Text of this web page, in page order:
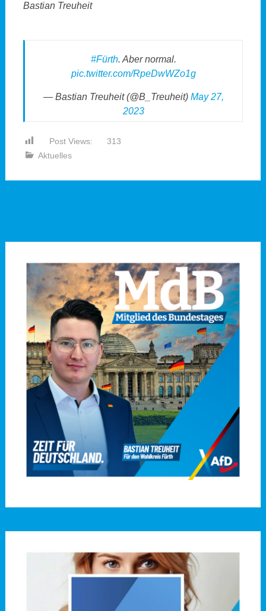
Bastian Treuheit
#Fürth. Aber normal.
pic.twitter.com/RpeDwWZo1g
— Bastian Treuheit (@B_Treuheit) May 27,
2023
Post Views:
313
Aktuelles